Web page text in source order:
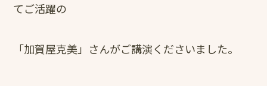
てご活躍の
「加賀屋克美」さんがご講演くださいました。